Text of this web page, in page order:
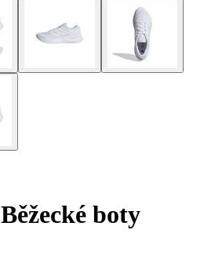
Běžecké boty